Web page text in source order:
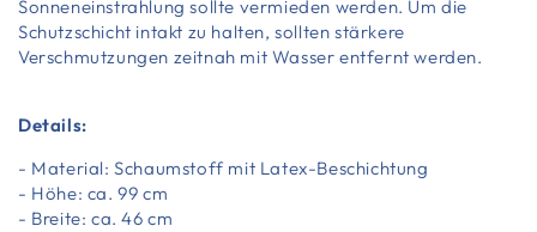
Sonneneinstrahlung sollte vermieden werden. Um die
Schutzschicht intakt zu halten, sollten stärkere
Verschmutzungen zeitnah mit Wasser entfernt werden.
Details:
- Material: Schaumstoff mit Latex-Beschichtung
- Höhe: ca. 99 cm
- Breite: ca. 46 cm